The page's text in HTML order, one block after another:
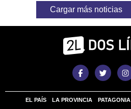
Cargar más noticias
EL PAÍS LA PROVINCIA PATAGONIA